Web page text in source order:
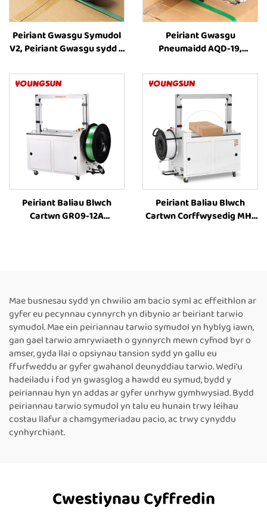
Peiriant Gwasgu Symudol
V2, Peiriant Gwasgu sydd â
Gwasgu Plastig, Offer
Gwasgu a Thrawsio
Peiriant Gwasgu
Pneumaidd AQD-19,
Offer Gwasgu Cerdyn,
Peiriant Gwasgu Blwch,
Peiriant Pacio Blwch,
Gwasgu
Peiriant Baliau Blwch
Cartwn GR09-12A
Peiriant Baliau Blwch
Cartwn Corffwysedig MH-
Mae busnesau sydd yn chwilio am bacio syml ac effeithlon ar
gyfer eu pecynnau cynnyrch yn dibynio ar beiriant tarwio
symudol. Mae ein peiriannau tarwio symudol yn hyblyg iawn,
gan gael tarwio amrywiaeth o gynnyrch mewn cyfnod byr o
amser, gyda llai o opsiynau tansion sydd yn gallu eu
ffurfweddu ar gyfer gwahanol deunyddiau tarwio. Wedi'u
hadeiladu i fod yn gwasglog a hawdd eu symud, bydd y
peiriannau hyn yn addas ar gyfer unrhyw gymhwysiad. Bydd
peiriannau tarwio symudol yn talu eu hunain trwy leihau
costau llafur a chamgymeriadau pacio, ac trwy cynyddu
cynhyrchiant.
Cwestiynau Cyffredin